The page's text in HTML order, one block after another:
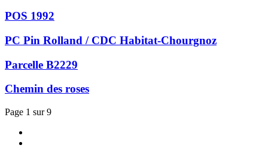
POS 1992
PC Pin Rolland / CDC Habitat-Chourgnoz
Parcelle B2229
Chemin des roses
Page 1 sur 9